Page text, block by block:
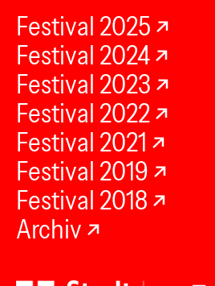
Festival 2025
Festival 2024
Festival 2023
Festival 2022
Festival 2021
Festival 2019
Festival 2018
Archiv